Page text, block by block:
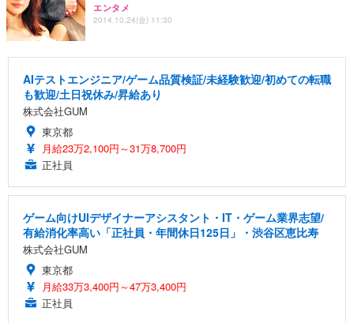
エンタメ
2014.10.24(金) 11:30
AIテストエンジニア/ゲーム品質検証/未経験歓迎/初めての転職
も歓迎/土日祝休み/昇給あり
株式会社GUM
東京都
月給23万2,100円～31万8,700円
正社員
ゲーム向けUIデザイナーアシスタント・IT・ゲーム業界志望/
有給消化率高い「正社員・年間休日125日」・渋谷区恵比寿
株式会社GUM
東京都
月給33万3,400円～47万3,400円
正社員